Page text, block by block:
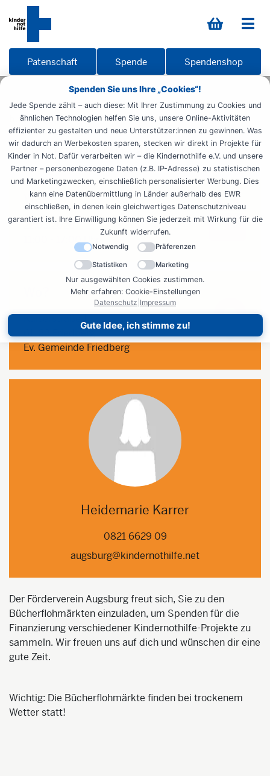
Spenden Sie uns Ihre „Cookies“!
Jede Spende zählt – auch diese: Mit Ihrer Zustimmung zu Cookies und
ähnlichen Technologien helfen Sie uns, unsere Online-Aktivitäten
effizienter zu gestalten und neue Unterstützer:innen zu gewinnen. Was
wir dadurch an Werbekosten sparen, stecken wir direkt in Projekte für
Kinder in Not. Dafür verarbeiten wir – die Kindernothilfe e.V. und unsere
Partner – personenbezogene Daten (z.B. IP-Adresse) zu statistischen
und Marketingzwecken, einschließlich personalisierter Werbung. Dies
kann eine Datenübermittlung in Länder außerhalb des EWR
einschließen, in denen kein gleichwertiges Datenschutzniveau
garantiert ist. Ihre Einwilligung können Sie jederzeit mit Wirkung für die
Zukunft widerrufen.
Notwendig Präferenzen
Statistiken Marketing
Nur ausgewählten Cookies zustimmen.
Mehr erfahren: Cookie-Einstellungen
Datenschutz Impressum
Gute Idee, ich stimme zu!
Patenschaft Spende Spendenshop
Startseite Engagieren Zeit spenden
Ehrenamt
buecher-1-26
Bücherflohmarkt
Wann?
22.03.2026
11:00 - 17:00 Uhr
Ev. Gemeinde Friedberg
Heidemarie Karrer
0821 6629 09
augsburg@kindernothilfe.net
Der Förderverein Augsburg freut sich, Sie zu den
Bücherflohmärkten einzuladen, um Spenden für die
Finanzierung verschiedener Kindernothilfe-Projekte zu
sammeln. Wir freuen uns auf dich und wünschen dir eine
gute Zeit.
Wichtig: Die Bücherflohmärkte finden bei trockenem
Wetter statt!